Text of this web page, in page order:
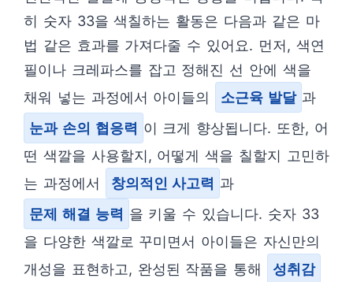
히 숫자 33을 색칠하는 활동은 다음과 같은 마
법 같은 효과를 가져다줄 수 있어요. 먼저, 색연
필이나 크레파스를 잡고 정해진 선 안에 색을
채워 넣는 과정에서 아이들의
소근육 발달 과
눈과 손의 협응력 이 크게 향상됩니다. 또한, 어
떤 색깔을 사용할지, 어떻게 색을 칠할지 고민하
는 과정에서
창의적인 사고력 과
문제 해결 능력 을 키울 수 있습니다. 숫자 33
을 다양한 색깔로 꾸미면서 아이들은 자신만의
개성을 표현하고, 완성된 작품을 통해
성취감